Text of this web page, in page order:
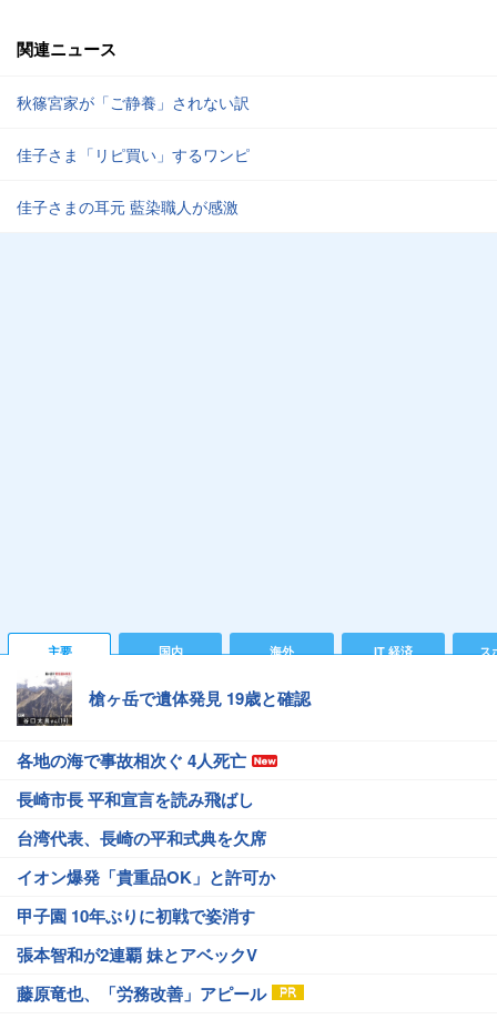
関連ニュース
秋篠宮家が「ご静養」されない訳
佳子さま「リピ買い」するワンピ
佳子さまの耳元 藍染職人が感激
主要 国内 海外 IT 経済 ス
槍ヶ岳で遺体発見 19歳と確認
各地の海で事故相次ぐ 4人死亡
長崎市長 平和宣言を読み飛ばし
台湾代表、長崎の平和式典を欠席
イオン爆発「貴重品OK」と許可か
甲子園 10年ぶりに初戦で姿消す
張本智和が2連覇 妹とアベックV
藤原竜也、「労務改善」アピール